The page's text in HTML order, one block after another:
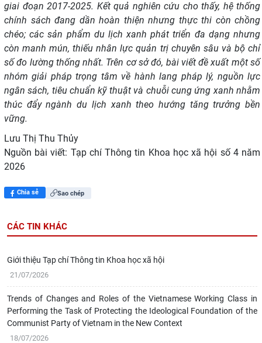
giai đoạn 2017-2025. Kết quả nghiên cứu cho thấy, hệ thống
chính sách đang dần hoàn thiện nhưng thực thi còn chồng
chéo; các sản phẩm du lịch xanh phát triển đa dạng nhưng
còn manh mún, thiếu nhân lực quản trị chuyên sâu và bộ chỉ
số đo lường thống nhất. Trên cơ sở đó, bài viết đề xuất một số
nhóm giải pháp trọng tâm về hành lang pháp lý, nguồn lực
ngân sách, tiêu chuẩn kỹ thuật và chuỗi cung ứng xanh nhằm
thúc đẩy ngành du lịch xanh theo hướng tăng trưởng bền
vững.
Lưu Thị Thu Thủy
Nguồn bài viết: Tạp chí Thông tin Khoa học xã hội số 4 năm
2026
Chia sẻ Sao chép
CÁC TIN KHÁC
Giới thiệu Tạp chí Thông tin Khoa học xã hội
21/07/2026
Trends of Changes and Roles of the Vietnamese Working Class in
Performing the Task of Protecting the Ideological Foundation of the
Communist Party of Vietnam in the New Context
18/07/2026